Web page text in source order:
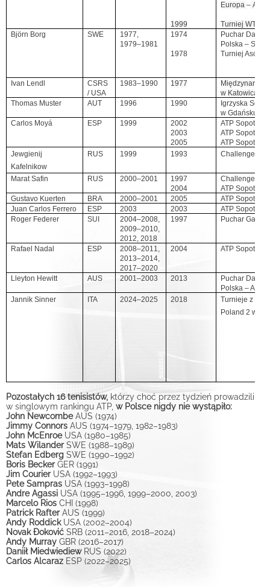
1999
Europa–
Turniej WTA w
Björn Borg
SWE
1977,
1979–1981
1974
1978
Puchar
Polska –
Turniej Asów
Ivan Lendl
CSRS
/ USA
1983–1990 1977
w Katowicach
Thomas Muster
AUT 1996 1990
Igrzyska
w Gdańsku
Carlos Moyá
ESP 1999
2002
2003
2005
ATP Sopot
ATP Sopot
ATP Sopot
Jewgienij
Kafelnikow
RUS 1999 1993 Challenger
Marat Safin RUS 2000–2001
1997
2004
Challenger
ATP Sopot
Gustavo Kuerten
BRA 2000–2001 2005
ATP Sopot
Juan Carlos Ferrero
ESP 2003 2003
ATP Sopot
Roger Federer
SUI
2004–2008,
2009–2010,
2012, 2018
1997 Puchar Galea
Rafael Nadal ESP
2008–2011,
2013–2014,
2017–2020
2004 ATP Sopot
Lleyton Hewitt AUS 2001–2003 2013
Puchar
Polska –
Jannik Sinner
ITA 2024–2025 2018
Turnieje z
Poland 2 w
Pozostałych 16 tenisistów, którzy choć przez tydzień prowadzili
w singlowym rankingu ATP, w Polsce nigdy nie wystąpiło:
John NewcombeAUS (1974)
Jimmy Connors AUS (1974–1979, 1982–1983)
John McEnroeUSA (1980–1985)
Mats WilanderSWE (1988–1989)
Stefan Edberg SWE (1990–1992)
Boris BeckerGER (1991)
Jim CourierUSA (1992–1993)
Pete Sampras USA (1993–1998)
Andre Agassi USA (1995–1996, 1999–2000, 2003)
Marcelo Rios CHI (1998)
Patrick RafterAUS (1999)
Andy RoddickUSA (2002–2004)
Novak Đoković SRB (2011–2016, 2018–2024)
Andy Murray GBR (2016–2017)
Daniił MiedwiediewRUS (2022)
Carlos Alcaraz ESP (2022–2025)